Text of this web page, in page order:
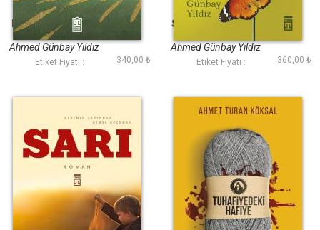
Ekinler Yeşerdikçe
Ahmed Günbay Yıldız
Etiket Fiyatı : 340,00 ₺
Sokağa Açılan Kapı
Ahmed Günbay Yıldız
Etiket Fiyatı : 360,00 ₺